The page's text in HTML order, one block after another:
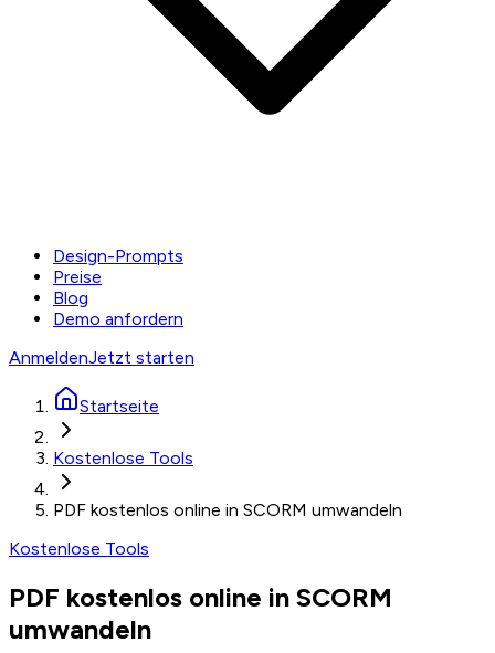
Design-Prompts
Preise
Blog
Demo anfordern
AnmeldenJetzt starten
Startseite
Kostenlose Tools
PDF kostenlos online in SCORM umwandeln
Kostenlose Tools
PDF kostenlos online in SCORM
umwandeln